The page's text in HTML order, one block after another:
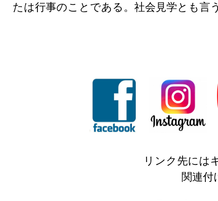
たは行事のことである。社会見学とも言
リンク先には
関連